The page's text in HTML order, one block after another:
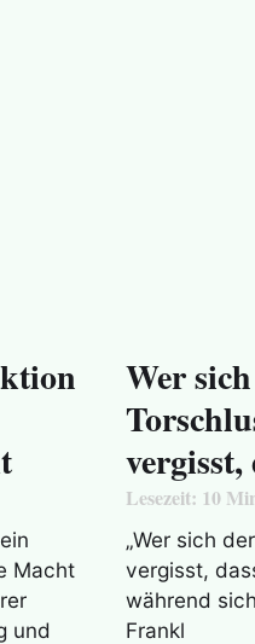
Macht
und
Wer
Lesezeit: 10
„Wer sich
vergisst,
während
Frankl